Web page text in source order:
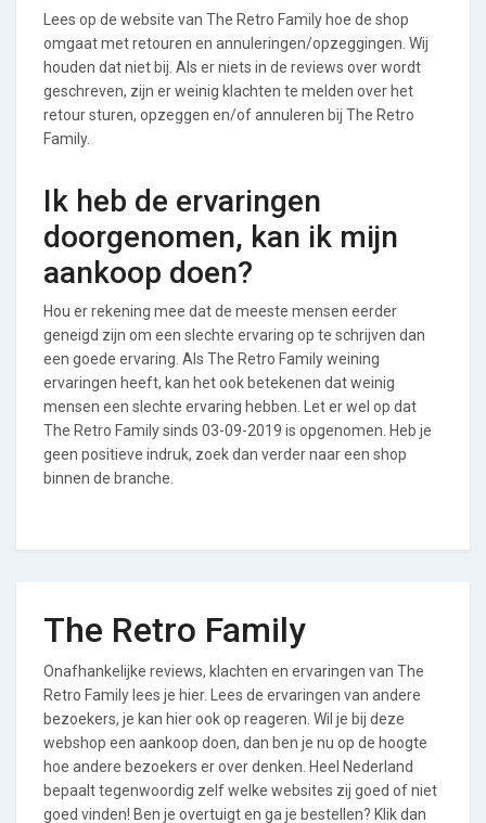
Lees op de website van The Retro Family hoe de shop
omgaat met retouren en annuleringen/opzeggingen. Wij
houden dat niet bij. Als er niets in de reviews over wordt
geschreven, zijn er weinig klachten te melden over het
retour sturen, opzeggen en/of annuleren bij The Retro
Family.
Ik heb de ervaringen
doorgenomen, kan ik mijn
aankoop doen?
Hou er rekening mee dat de meeste mensen eerder
geneigd zijn om een slechte ervaring op te schrijven dan
een goede ervaring. Als The Retro Family weining
ervaringen heeft, kan het ook betekenen dat weinig
mensen een slechte ervaring hebben. Let er wel op dat
The Retro Family sinds 03-09-2019 is opgenomen. Heb je
geen positieve indruk, zoek dan verder naar een shop
binnen de branche.
The Retro Family
Onafhankelijke reviews, klachten en ervaringen van The
Retro Family lees je hier. Lees de ervaringen van andere
bezoekers, je kan hier ook op reageren. Wil je bij deze
webshop een aankoop doen, dan ben je nu op de hoogte
hoe andere bezoekers er over denken. Heel Nederland
bepaalt tegenwoordig zelf welke websites zij goed of niet
goed vinden! Ben je overtuigt en ga je bestellen? Klik dan